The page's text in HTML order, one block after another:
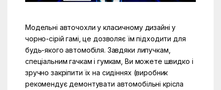
Модельні авточохли у класичному дизайні у
чорно-сірій гамі, це дозволяє їм підходити для
будь-якого автомобіля. Завдяки липучкам,
спеціальним гачкам і гумкам, Ви можете швидко і
зручно закріпити їх на сидіннях (виробник
рекомендує демонтувати автомобільні крісла